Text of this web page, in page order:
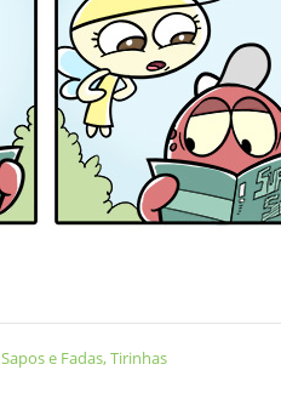
Sapos e Fadas,Tirinhas